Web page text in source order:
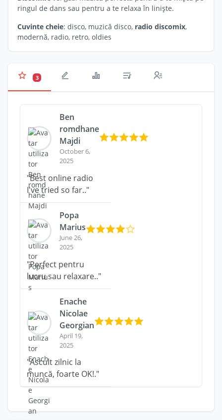
ringul de dans sau pentru a te relaxa în liniște.
Cuvinte cheie: disco, muzică disco, radio discomix,
modernă, radio, retro, oldies
3
Ben
romdhane
Majdi
October 6,
2025
"Best online radio
I've tried so far.."
Popa
Marius
June 26,
2025
"Perfect pentru
lucru sau relaxare.."
Enache
Nicolae
Georgian
April 19,
2025
"Ascult zilnic la
muncă, foarte OK!."